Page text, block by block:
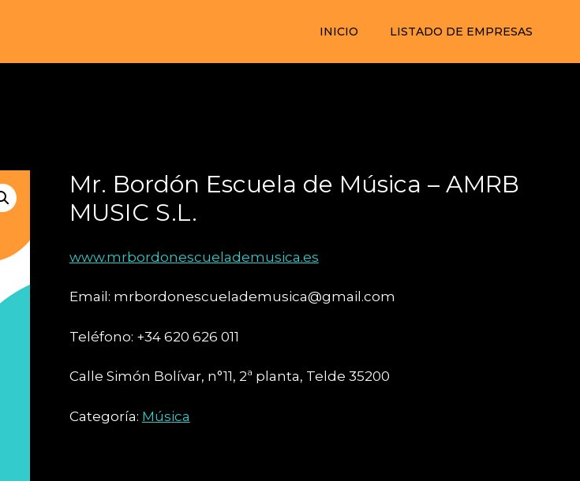
INICIO LISTADO DE EMPRESAS
Mr. Bordón Escuela de Música – AMRB
MUSIC S.L.
www.mrbordonescuelademusica.es
Email: mrbordonescuelademusica@gmail.com
Teléfono: +34 620 626 011
Calle Simón Bolívar, n°11, 2ª planta, Telde 35200
Categoría: Música